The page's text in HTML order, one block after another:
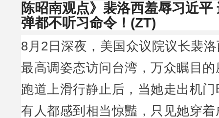
陈昭南观点》裴洛西羞辱习近平
弹都不听习命令！(ZT)
8月2日深夜，美国众议院议长裴
最高调姿态访问台湾，万众瞩目
跑道上滑行静止后，当她走出机
有人都感到相当惊豔，只见她穿